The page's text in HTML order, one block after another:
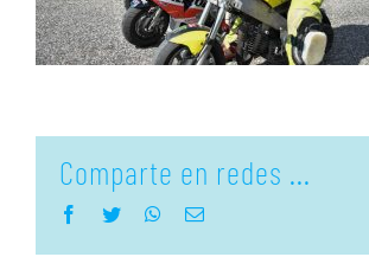
Comparte en redes ...
Facebook
Twitter WhatsApp
Correo